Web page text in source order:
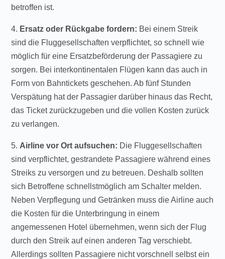
betroffen ist.
4. Ersatz oder Rückgabe fordern: Bei einem Streik
sind die Fluggesellschaften verpflichtet, so schnell wie
möglich für eine Ersatzbeförderung der Passagiere zu
sorgen. Bei interkontinentalen Flügen kann das auch in
Form von Bahntickets geschehen. Ab fünf Stunden
Verspätung hat der Passagier darüber hinaus das Recht,
das Ticket zurückzugeben und die vollen Kosten zurück
zu verlangen.
5. Airline vor Ort aufsuchen: Die Fluggesellschaften
sind verpflichtet, gestrandete Passagiere während eines
Streiks zu versorgen und zu betreuen. Deshalb sollten
sich Betroffene schnellstmöglich am Schalter melden.
Neben Verpflegung und Getränken muss die Airline auch
die Kosten für die Unterbringung in einem
angemessenen Hotel übernehmen, wenn sich der Flug
durch den Streik auf einen anderen Tag verschiebt.
Allerdings sollten Passagiere nicht vorschnell selbst ein